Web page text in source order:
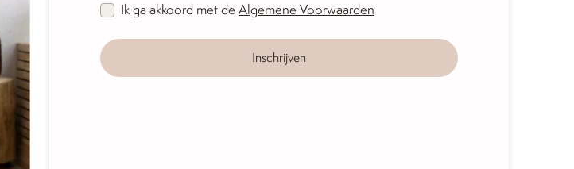
Ik ga akkoord met de Algemene Voorwaarden
Inschrijven